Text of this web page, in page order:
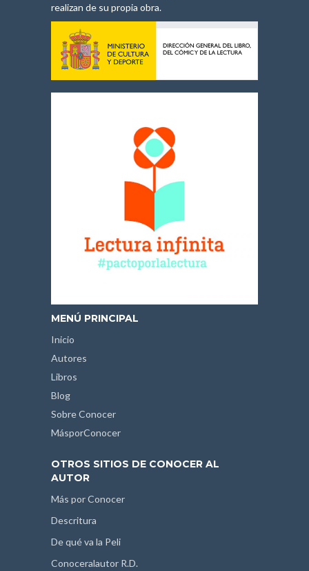
realizan de su propia obra.
MENÚ PRINCIPAL
Inicio
Autores
Libros
Blog
Sobre Conocer
MásporConocer
OTROS SITIOS DE CONOCER AL
AUTOR
Más por Conocer
Descritura
De qué va la Peli
Conoceralautor R.D.